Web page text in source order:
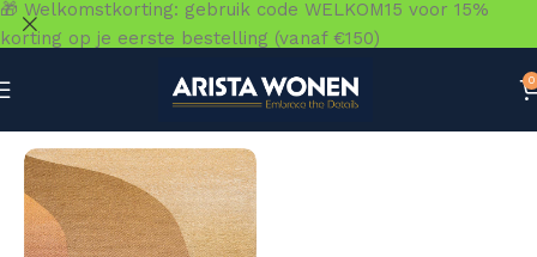
0
🎁 Welkomstkorting: gebruik code WELKOM15 voor 15%
korting op je eerste bestelling (vanaf €150)